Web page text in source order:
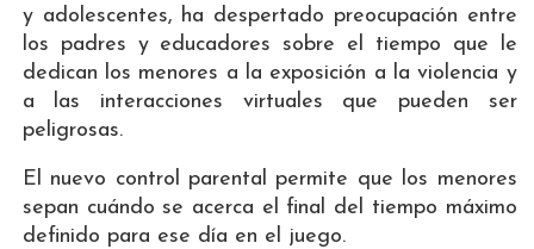
y adolescentes, ha despertado preocupación entre
los padres y educadores sobre el tiempo que le
dedican los menores a la exposición a la violencia y
a las interacciones virtuales que pueden ser
peligrosas.
El nuevo control parental permite que los menores
sepan cuándo se acerca el final del tiempo máximo
definido para ese día en el juego.